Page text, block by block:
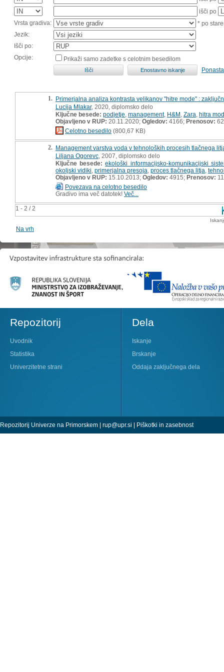
išči po
Vrsta gradiva:
* po
Jezik:
Išči po:
Opcije:
Prikaži samo zadetke s celotnim besedilom
1 - 2 / 2
1. Primerjalna analiza kontrasta velikanov "hitre mode" :
Lucija Mlakar, 2020, diplomsko delo
Ključne besede: podjetje management, H&M Zara hitra
Objavljeno v RUP: 20.11.2020; Ogledov: 4166; Prenosov: 62
Celotno besedilo (800,67 KB)
2. Management varstva voda v tehnoloških procesih tlačnega
Liljana Ogorevc , 2007, diplomsko delo
Ključne besede: ekološki informacijsko-komunikacijski
okoljski vidiki primerjalna presoja proces tlačnega litja
Objavljeno v RUP: 15.10.2013; Ogledov: 4915; Prenosov:
Povezava na celotno besedilo
Gradivo ima več datotek! Več...
Na vrh
Repozitorij
Uvodnik
Statistika
Univerzitetne strani
Dela
Iskanje
Brskanje
Oddaja zaključnega dela
Repozitorij Univerze na Primorskem | rup@upr.si | Piškotki in zasebnost